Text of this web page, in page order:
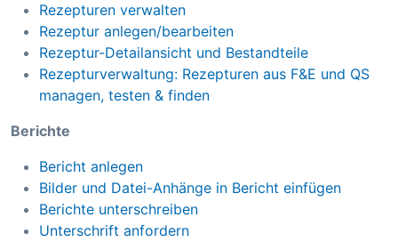
Rezepturen verwalten
Rezeptur anlegen/bearbeiten
Rezeptur-Detailansicht und Bestandteile
Rezepturverwaltung: Rezepturen aus F&E und QS
managen, testen & finden
Berichte
Bericht anlegen
Bilder und Datei-Anhänge in Bericht einfügen
Berichte unterschreiben
Unterschrift anfordern